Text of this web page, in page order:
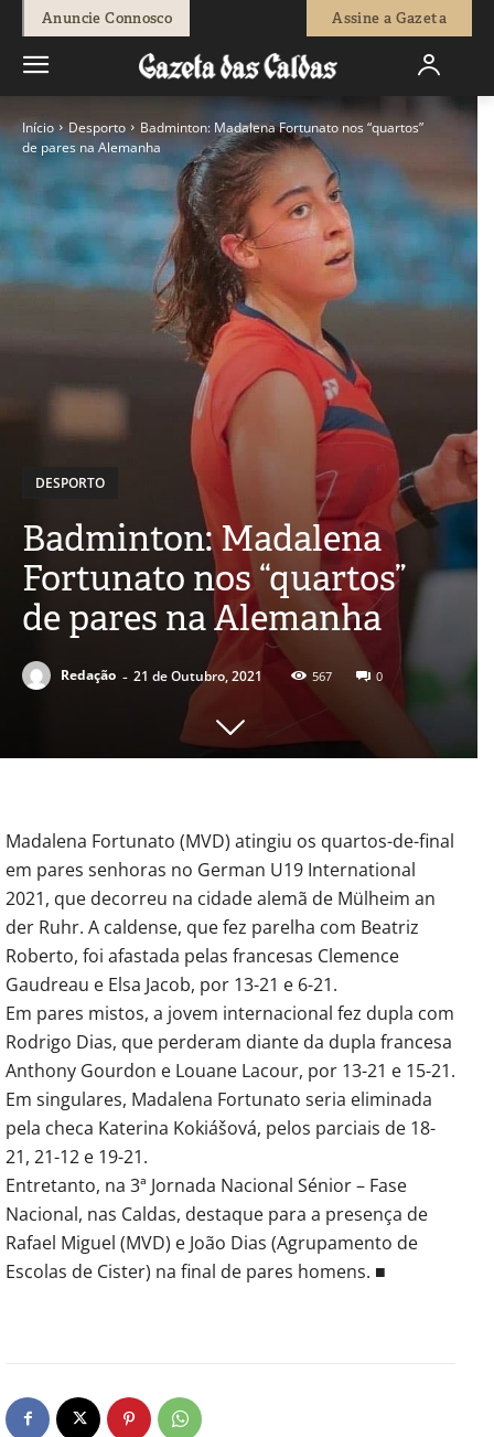
Anuncie Connosco Assine a Gazeta
Início Desporto
Badminton: Madalena Fortunato nos “quartos”
de pares na Alemanha
DESPORTO
Badminton: Madalena
Fortunato nos “quartos”
de pares na Alemanha
Redação - 21 de Outubro, 2021 567 0
Madalena Fortunato (MVD) atingiu os quartos-de-final
em pares senhoras no German U19 International
2021, que decorreu na cidade alemã de Mülheim an
der Ruhr. A caldense, que fez parelha com Beatriz
Roberto, foi afastada pelas francesas Clemence
Gaudreau e Elsa Jacob, por 13-21 e 6-21.
Em pares mistos, a jovem internacional fez dupla com
Rodrigo Dias, que perderam diante da dupla francesa
Anthony Gourdon e Louane Lacour, por 13-21 e 15-21.
Em singulares, Madalena Fortunato seria eliminada
pela checa Katerina Kokiášová, pelos parciais de 18-
21, 21-12 e 19-21.
Entretanto, na 3ª Jornada Nacional Sénior – Fase
Nacional, nas Caldas, destaque para a presença de
Rafael Miguel (MVD) e João Dias (Agrupamento de
Escolas de Cister) na final de pares homens. ■